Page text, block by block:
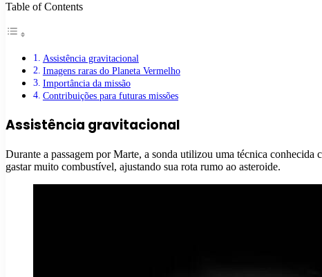
Table of Contents
Assistência gravitacional
Imagens raras do Planeta Vermelho
Importância da missão
Contribuições para futuras missões
Assistência gravitacional
Durante a passagem por Marte, a sonda utilizou uma técnica
gastar muito combustível, ajustando sua rota rumo ao asteroide.